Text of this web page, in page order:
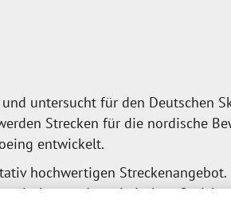
untersucht für den Deutschen
Strecken für die nordische
entwickelt.
hochwertigen
und touristischen